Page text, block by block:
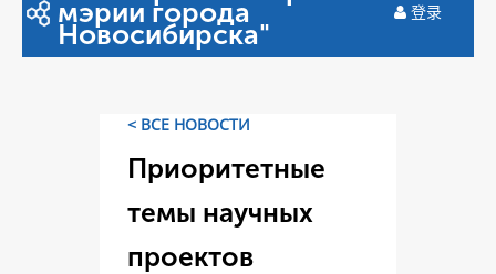
мэрии города
Новосибирска"
登录
< ВСЕ НОВОСТИ
Приоритетные
темы научных
проектов